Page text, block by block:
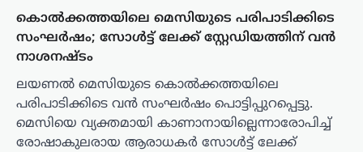
കൊല്‍ക്കത്തയിലെ മെസിയുടെ പരിപാടിക്കിടെ
സംഘര്‍ഷം; സോള്‍ട്ട് ലേക്ക് സ്റ്റേഡിയത്തിന് വന്‍
നാശനഷ്ടം
ലയണൽ മെസിയുടെ കൊൽക്കത്തയിലെ
പരിപാടിക്കിടെ വൻ സംഘർഷം പൊട്ടിപ്പുറപ്പെട്ടു.
മെസിയെ വ്യക്തമായി കാണാനായില്ലെന്നാരോപിച്ച്
രോഷാകുലരായ ആരാധകർ സോൾട്ട് ലേക്ക്